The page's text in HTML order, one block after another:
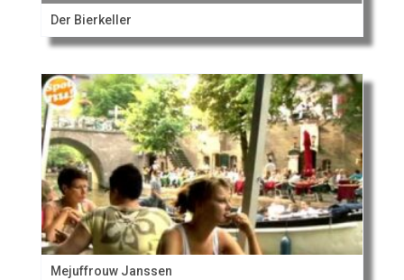
Der Bierkeller
Mejuffrouw Janssen